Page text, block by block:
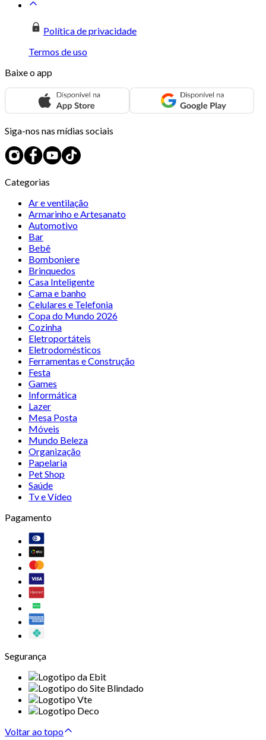
Política de privacidade
Termos de uso
Baixe o app
Siga-nos nas mídias sociais
Categorias
Ar e ventilação
Armarinho e Artesanato
Automotivo
Bar
Bebê
Bomboniere
Brinquedos
Casa Inteligente
Cama e banho
Celulares e Telefonia
Copa do Mundo 2026
Cozinha
Eletroportáteis
Eletrodomésticos
Ferramentas e Construção
Festa
Games
Informática
Lazer
Mesa Posta
Móveis
Mundo Beleza
Organização
Papelaria
Pet Shop
Saúde
Tv e Vídeo
Pagamento
Segurança
Voltar ao topo